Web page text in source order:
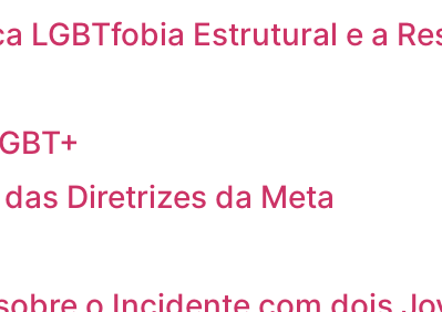
LGBTfobia Estrutural e a
Diretrizes da Meta